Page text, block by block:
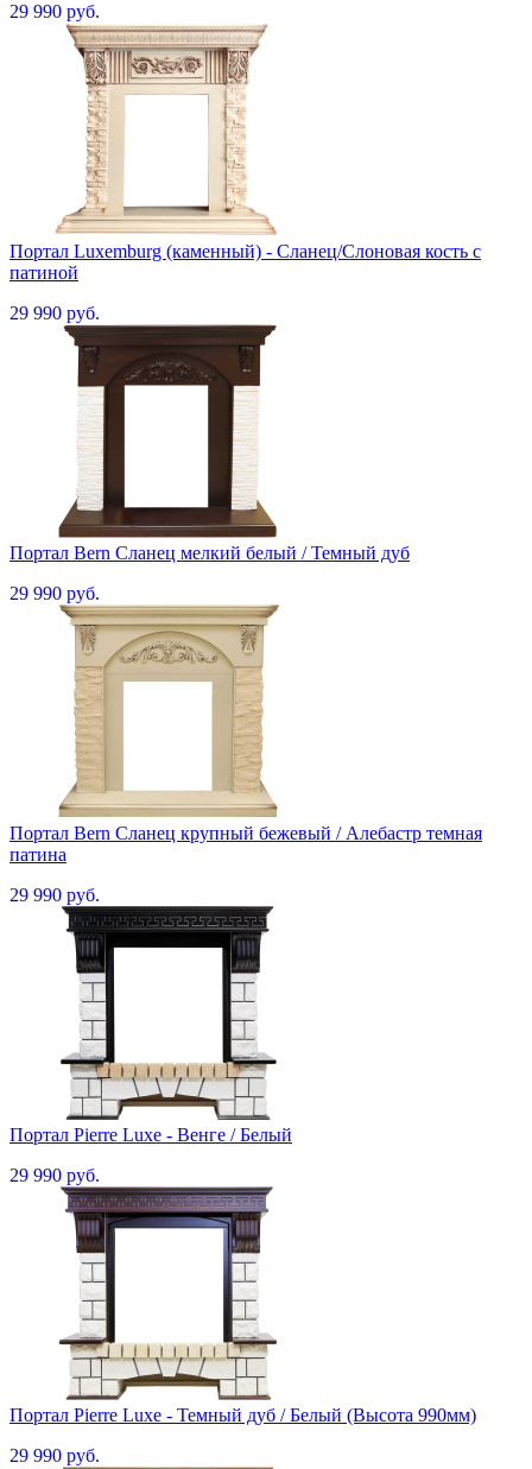
29 990 руб.
Портал Luxemburg (каменный) - Сланец/Cлоновая кость с
патиной
29 990 руб.
Портал Bern Сланец мелкий белый / Темный дуб
29 990 руб.
Портал Bern Сланец крупный бежевый / Алебастр темная
патина
29 990 руб.
Портал Pierre Luxe - Венге / Белый
29 990 руб.
Портал Pierre Luxe - Темный дуб / Белый (Высота 990мм)
29 990 руб.